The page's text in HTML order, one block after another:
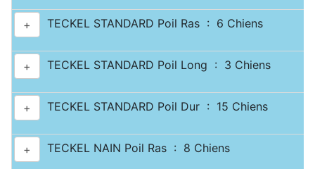
+ TECKEL STANDARD Poil Ras : 6 Chiens
+ TECKEL STANDARD Poil Long : 3 Chiens
+ TECKEL STANDARD Poil Dur : 15 Chiens
+ TECKEL NAIN Poil Ras : 8 Chiens